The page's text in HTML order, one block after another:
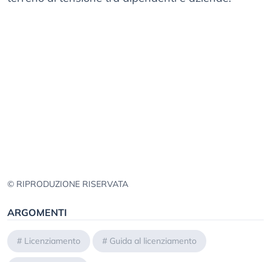
© RIPRODUZIONE RISERVATA
ARGOMENTI
# Licenziamento # Guida al licenziamento